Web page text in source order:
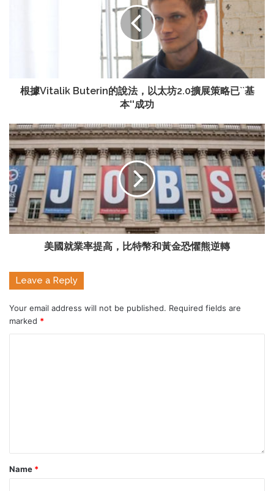
根據Vitalik Buterin的說法，以太坊2.0擴展策略已``基
本''成功
美國就業率提高，比特幣和黃金恐懼熊逆轉
Leave a Reply
Your email address will not be published. Required fields are
marked *
Name *